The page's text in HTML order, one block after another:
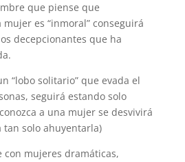
que piense que
mujer es “inmoral” conseguirá
decepcionantes que ha
“lobo solitario” que evada el
seguirá estando solo
a una mujer se desvivirá
solo ahuyentarla)
con mujeres dramáticas,